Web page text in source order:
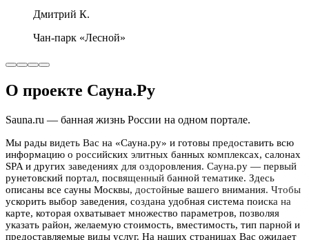
Дмитрий К.
Чан-парк «Лесной»
★★★★★
Идеально для двоих: тишина, лес,
бассейн. Сервис на уровне дорогого
Анна и Павел
Усадьба «Берёзка»
О проекте Сауна.Ру